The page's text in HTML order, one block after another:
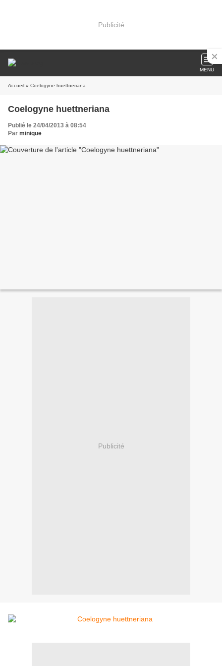
Publicité
MENU
Accueil » Coelogyne huettneriana
Coelogyne huettneriana
Publié le 24/04/2013 à 08:54
Par minique
Publicité